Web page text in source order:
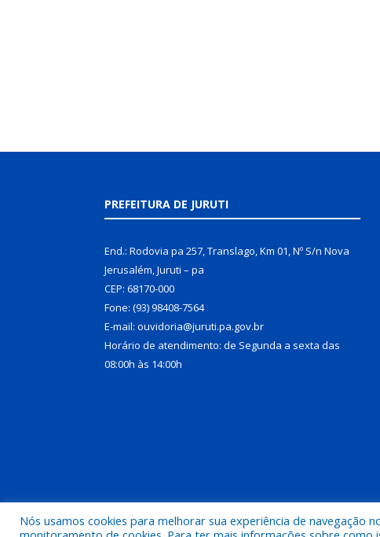
PREFEITURA DE JURUTI
End.: Rodovia pa 257, Translago, Km 01, Nº S/n Nova
Jerusalém, Juruti – pa
CEP: 68170-000
Fone: (93) 98408-7564
E-mail: ouvidoria@juruti.pa.gov.br
Horário de atendimento: de Segunda a sexta das
08:00h às 14:00h
Todos os direitos reservados a Prefeitura Municipal de
Nós usamos cookies para melhorar sua experiência de